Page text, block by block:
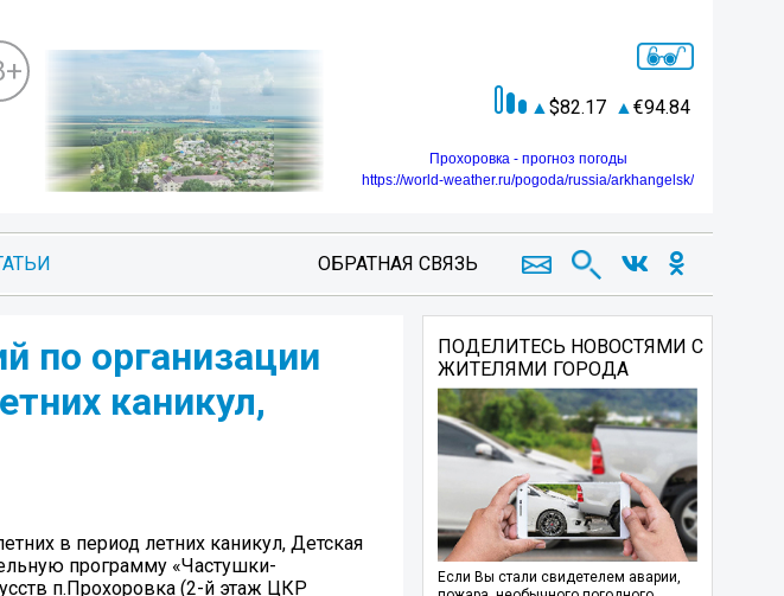
82.17 94.84
Прохоровка - прогноз погоды
https://world-weather.ru/pogoda/russia/arkhangelsk/
ОБРАТНАЯ СВЯЗЬ
по организации
каникул,
в период летних каникул, Детская
программу «Частушки-
п.Прохоровка (2-й этаж ЦКР
ПОДЕЛИТЕСЬ НОВОСТЯМИ С
ЖИТЕЛЯМИ ГОРОДА
Если Вы стали свидетелем аварии,